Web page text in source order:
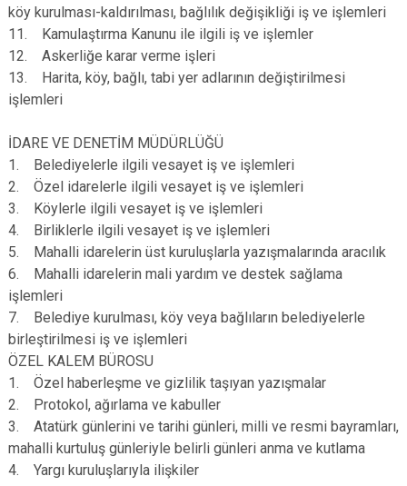
köy kurulması-kaldırılması, bağlılık değişikliği iş ve işlemleri
11. Kamulaştırma Kanunu ile ilgili iş ve işlemler
12. Askerliğe karar verme işleri
13. Harita, köy, bağlı, tabi yer adlarının değiştirilmesi
işlemleri
İDARE VE DENETİM MÜDÜRLÜĞÜ
1. Belediyelerle ilgili vesayet iş ve işlemleri
2. Özel idarelerle ilgili vesayet iş ve işlemleri
3. Köylerle ilgili vesayet iş ve işlemleri
4. Birliklerle ilgili vesayet iş ve işlemleri
5. Mahalli idarelerin üst kuruluşlarla yazışmalarında aracılık
6. Mahalli idarelerin mali yardım ve destek sağlama
işlemleri
7. Belediye kurulması, köy veya bağlıların belediyelerle
birleştirilmesi iş ve işlemleri
ÖZEL KALEM BÜROSU
1. Özel haberleşme ve gizlilik taşıyan yazışmalar
2. Protokol, ağırlama ve kabuller
3. Atatürk günlerini ve tarihi günleri, milli ve resmi bayramları,
mahalli kurtuluş günleriyle belirli günleri anma ve kutlama
4. Yargı kuruluşlarıyla ilişkiler